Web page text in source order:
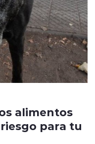
alimentos
para tu